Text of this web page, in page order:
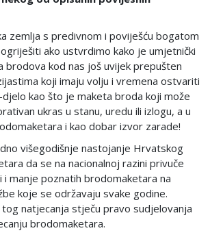
zemlja s predivnom i poviješću bogatom
ako ustvrdimo kako je umjetnički
brodova kod nas još uvijek prepušten
koji imaju volju i vremena ostvariti
kao što je maketa broda koji može
ukras u stanu, uredu ili izlogu, a u
i kao dobar izvor zarade!
višegodišnje nastojanje Hrvatskog
da se na nacionalnoj razini privuče
i manje poznatih brodomaketara na
koje se održavaju svake godine.
natjecanja stječu pravo sudjelovanja
brodomaketara.